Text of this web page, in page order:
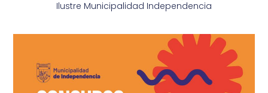
Ilustre Municipalidad Independencia